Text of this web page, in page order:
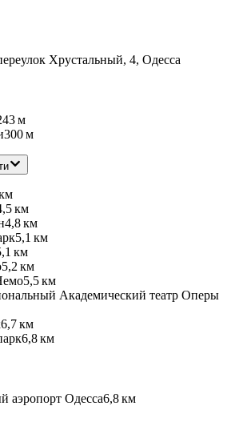
Хрустальный, 4, Одесса
м
300 м
км
4,8 км
5,1 км
км
5,2 км
5,5 км
Академический театр Оперы
6,7 км
6,8 км
аэропорт Одесса6,8 км